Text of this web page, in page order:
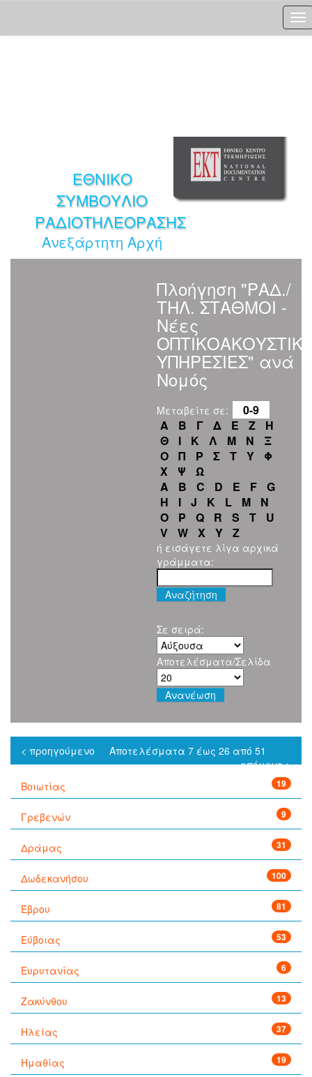
ΕΘΝΙΚΟ
ΣΥΜΒΟΥΛΙΟ
ΡΑΔΙΟΤΗΛΕΟΡΑΣΗΣ
Ανεξάρτητη Αρχή
Πλοήγηση "ΡΑΔ./
ΤΗΛ. ΣΤΑΘΜΟΙ -
Νέες
ΥΠΗΡΕΣΙΕΣ" ανά
Νομός
Μεταβείτε σε:
0-9
Α
Β Γ Δ Ε Ζ
Η
Θ
Ι Κ Λ Μ Ν
Ξ
Ο
Π Ρ Σ Τ Υ
Φ
Χ
Ψ
Ω
A
B C D E F
G
H
I J K L M
N
O
P Q R S T
U
V
W X Y Z
ή εισάγετε λίγα αρχικά
γράμματα:
Σε σειρά:
Αποτελέσματα/Σελίδα
Αποτελέσματα 7 έως 26 από 51
< προηγούμενο
επόμενο >
Βοιωτίας
19
Γρεβενών 9
Δράμας 31
Δωδεκανήσου 100
Έβρου 81
Εύβοιας 53
Ευρυτανίας 6
Ζακύνθου 13
Ηλείας 37
Ημαθίας 19